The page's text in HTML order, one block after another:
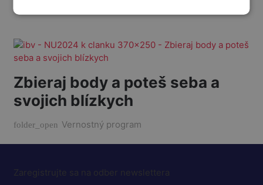
Zbieraj body a poteš seba a
svojich blízkych
folder_open Vernostný program
Zaregistrujte sa na odber newslettera